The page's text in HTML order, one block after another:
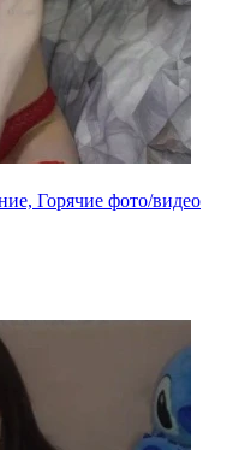
Горячие фото/видео